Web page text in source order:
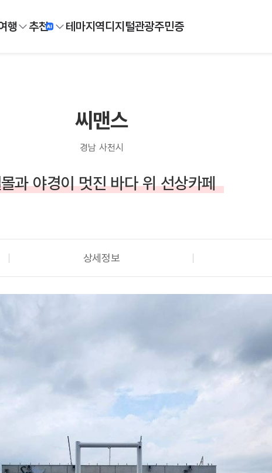
행 추천 테마지역디지털관광주민증
씨맨스
경남 사천시
과 야경이 멋진 바다 위 선상카페
상세정보